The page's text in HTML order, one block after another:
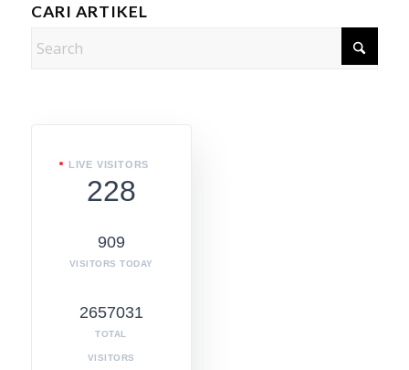
CARI ARTIKEL
LIVE VISITORS
228
909
VISITORS TODAY
2657031
TOTAL
VISITORS